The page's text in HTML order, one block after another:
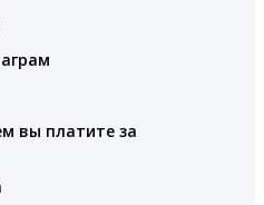
вы платите за